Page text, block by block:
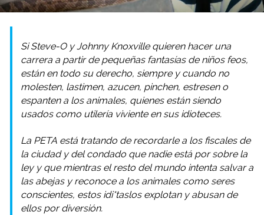
Si Steve-O y Johnny Knoxville quieren hacer una
carrera a partir de pequeñas fantasías de niños feos,
están en todo su derecho, siempre y cuando no
molesten, lastimen, azucen, pinchen, estresen o
espanten a los animales, quienes están siendo
usados como utilería viviente en sus idioteces.
La PETA está tratando de recordarle a los fiscales de
la ciudad y del condado que nadie está por sobre la
ley y que mientras el resto del mundo intenta salvar a
las abejas y reconoce a los animales como seres
conscientes, estos idi*taslos explotan y abusan de
ellos por diversión.